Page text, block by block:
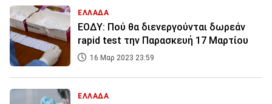
ΕΛΛΑΔΑ
ΕΟΔΥ: Πού θα διενεργούνται δωρεάν
rapid test την Παρασκευή 17 Μαρτίου
16 Μαρ 2023 23:59
ΕΛΛΑΔΑ